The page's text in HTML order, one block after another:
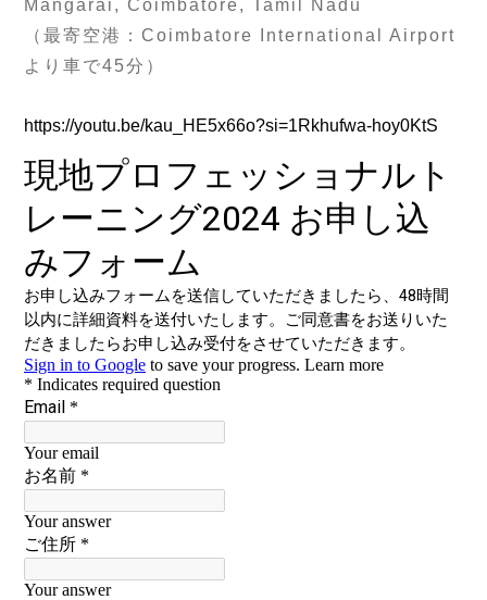
Mangarai, Coimbatore, Tamil Nadu
（最寄空港：Coimbatore International Airport
より車で45分）
https://youtu.be/kau_HE5x66o?si=1Rkhufwa-hoy0KtS